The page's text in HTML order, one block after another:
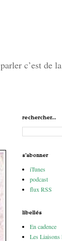
c’est de
rechercher...
s'abonner
iTunes
podcast
flux RSS
libellés
En cadence
Les Liaisons